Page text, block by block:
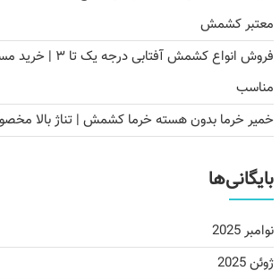
معتبر کشمش
فروش انواع کشمش
مناسب
خمیر خرما بدون هسته خرما کشمش | تناژ بالا
بایگانی‌ها
نوامبر 2025
ژوئن 2025